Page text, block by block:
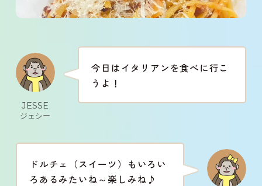
JESSE
ジェシー
今日はイタリアンを食べに行こ
うよ！
ドルチェ（スイーツ）もいろい
ろあるみたいね～楽しみね♪